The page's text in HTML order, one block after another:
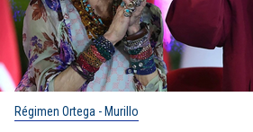
Régimen Ortega - Murillo